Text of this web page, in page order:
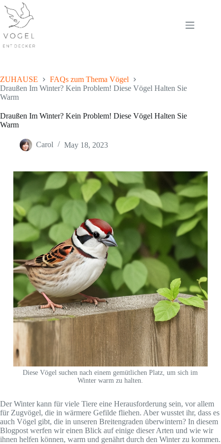
content
ZUHAUSE
FAQs zum Thema Vögel
Draußen Im Winter? Kein Problem! Diese Vögel Halten Sie
Warm
Draußen Im Winter? Kein Problem! Diese Vögel Halten Sie
Warm
Carol May 18, 2023
Diese Vögel suchen nach einem gemütlichen Platz, um sich im
Winter warm zu halten.
Der Winter kann für viele Tiere eine Herausforderung sein, vor allem
für Zugvögel, die in wärmere Gefilde fliehen. Aber wusstet ihr, dass es
auch Vögel gibt, die in unseren Breitengraden überwintern? In diesem
Blogpost werfen wir einen Blick auf einige dieser Arten und wie wir
ihnen helfen können, warm und genährt durch den Winter zu kommen.